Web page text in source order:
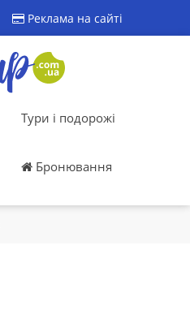
Реклама на сайті
Тури і подорожі
Бронювання